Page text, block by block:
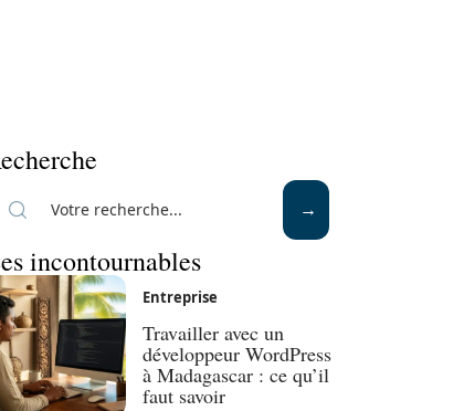
incontournables
Entreprise
Travailler avec un
développeur WordPress
à Madagascar : ce qu’il
faut savoir